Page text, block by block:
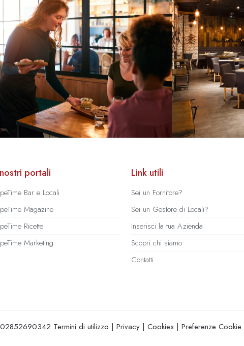
portali
Bar e Locali
Magazine
Ricette
Marketing
Link utili
Sei un Fornitore?
Sei un Gestore di Locali?
Inserisci la tua Azienda
Scopri chi siamo
Contatti
02852690342 Termini di utilizzo | Privacy | Cookies | Preferenze Cookie